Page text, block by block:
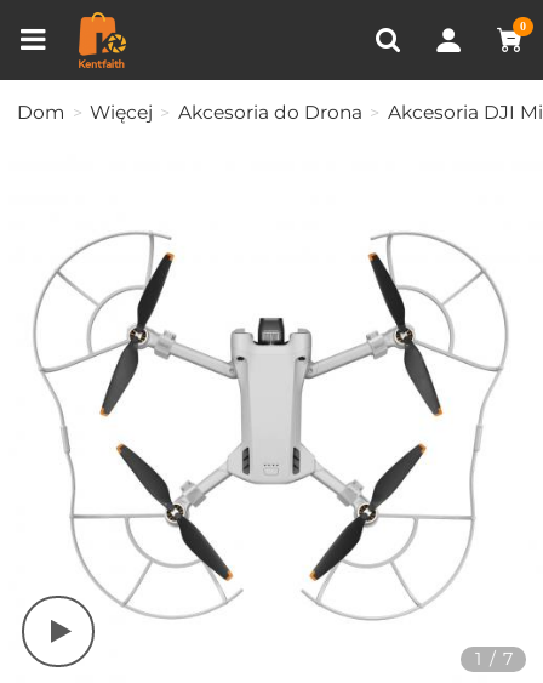
0
OSTATNIO OGLĄDANE
Porównanie produktów (0)
Dom Więcej Akcesoria do Drona Akcesoria DJI
1 / 7